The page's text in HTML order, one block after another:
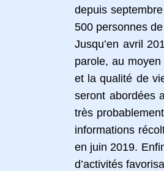
depuis
500 personnes
Jusqu’en avril
parole, au
et la qualité de
seront abordées
très
informations
en juin 2019.
d’activités